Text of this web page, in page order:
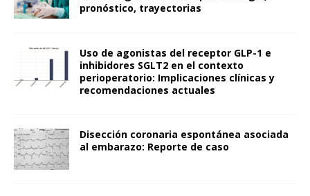
pronóstico, trayectorias
Uso de agonistas del receptor GLP-1 e
inhibidores SGLT2 en el contexto
perioperatorio: Implicaciones clínicas y
recomendaciones actuales
Disección coronaria espontánea asociada
al embarazo: Reporte de caso